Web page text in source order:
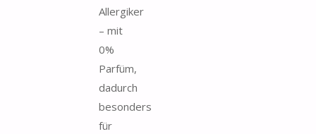
Allergiker
– mit
0%
Parfüm,
dadurch
besonders
für